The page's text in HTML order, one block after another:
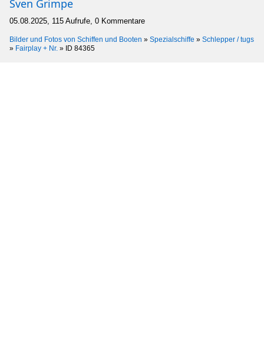
Sven Grimpe
05.08.2025, 115 Aufrufe, 0 Kommentare
Bilder und Fotos von Schiffen und Booten » Spezialschiffe » Schlepper / tugs
» Fairplay + Nr. » ID 84365